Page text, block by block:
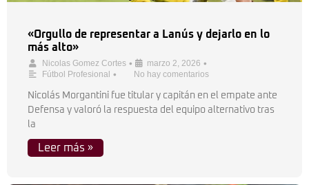
«Orgullo de representar a Lanús y dejarlo en lo
más alto»
Nicolas Gomez Cortes • marzo 2, 2026 •
Fútbol Profesional • No hay comentarios
Nicolás Morgantini fue titular y capitán en el empate ante
Defensa y valoró la respuesta del equipo alternativo tras
la
Leer más »